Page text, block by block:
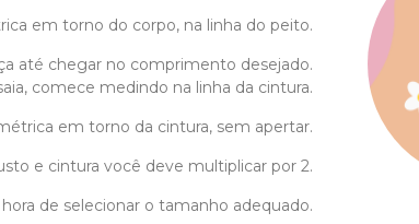
em torno do corpo, na linha do peito.
até chegar no comprimento desejado.
comece medindo na linha da cintura.
em torno da cintura, sem apertar.
e cintura você deve multiplicar por 2.
de selecionar o tamanho adequado.